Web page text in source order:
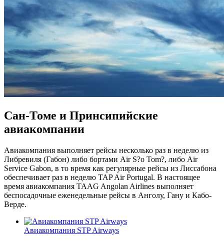
Сан-Томе и Принсипийские
авиакомпании
Авиакомпания выполняет рейсы несколько раз в неделю из
Либревиля (Габон) либо бортами Air S?o Tom?, либо Air
Service Gabon, в то время как регулярные рейсы из Лиссабона
обеспечивает раз в неделю TAP Air Portugal. В настоящее
время авиакомпания TAAG Angolan Airlines выполняет
беспосадочные еженедельные рейсы в Анголу, Гану и Кабо-
Верде.
Авиакомпания STP Airways